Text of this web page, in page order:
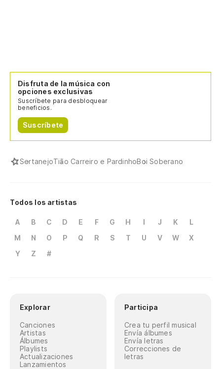
Disfruta de la música con
opciones exclusivas
Suscríbete para desbloquear
beneficios.
Suscríbete
SertanejoTião Carreiro e PardinhoBoi Soberano
Todos los artistas
A B C D E F G H I J K
L
M
N O P Q R S T U V W
X
Y
Z #
Explorar
Canciones
Artistas
Álbumes
Playlists
Actualizaciones
Lanzamientos
Participa
Crea tu perfil musical
Envía álbumes
Envía letras
Correcciones de
letras